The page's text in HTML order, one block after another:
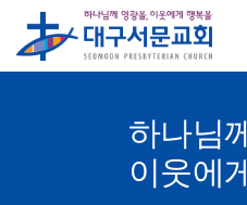
하나님
이웃에